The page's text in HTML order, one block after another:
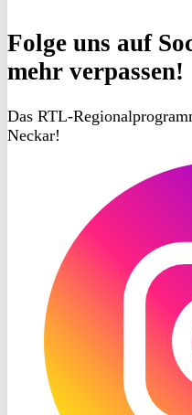
Folge uns auf
mehr verpassen!
Das RTL-
Neckar!
Instagram